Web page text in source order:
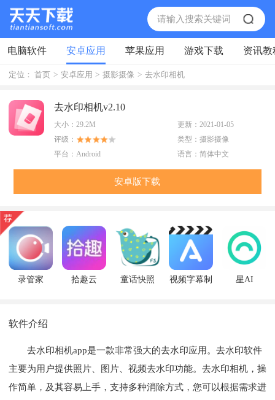
电脑软件 安卓应用 苹果应用 游戏下载 资讯教
定位： 首页 > 安卓应用 > 摄影摄像 > 去水印相机
去水印相机v2.10
大小： 29.2M 更新： 2021-01-05
评级：
类型： 摄影摄像
平台： Android 语言： 简体中文
安卓版下载
录管家 拾趣云 童话快照
视频字幕制
星AI
软件介绍
去水印相机app是一款非常强大的去水印应用。去水印软件
主要为用户提供照片、图片、视频去水印功能。去水印相机，操
作简单，及其容易上手，支持多种消除方式，您可以根据需求进